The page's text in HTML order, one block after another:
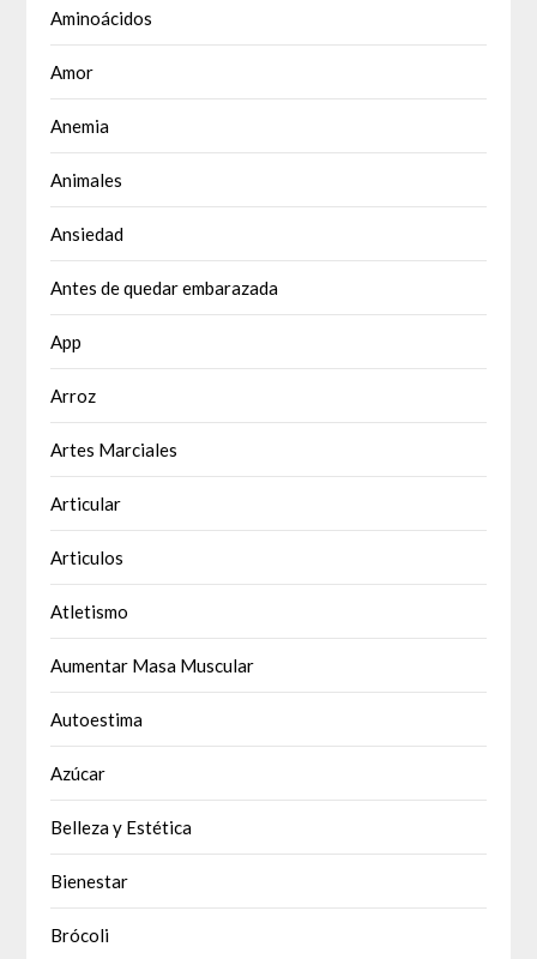
Aminoácidos
Amor
Anemia
Animales
Ansiedad
Antes de quedar embarazada
App
Arroz
Artes Marciales
Articular
Articulos
Atletismo
Aumentar Masa Muscular
Autoestima
Azúcar
Belleza y Estética
Bienestar
Brócoli